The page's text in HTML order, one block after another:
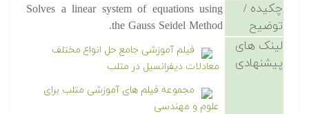
چکیده /
توضیح
Solves a linear system of equations using
the Gauss Seidel Method.
لینک های
پیشنهادی
فیلم آموزشی جامع حل انواع مختلف
معادلات دیفرانسیل در متلب
مجموعه فیلم های آموزشی متلب برای
علوم و مهندسی